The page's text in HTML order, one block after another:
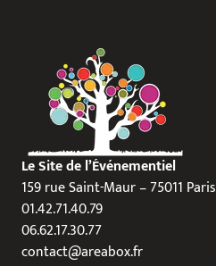
Le Site de l’Événementiel
159 rue Saint-Maur – 75011 Paris
01.42.71.40.79
06.62.17.30.77
contact@areabox.fr